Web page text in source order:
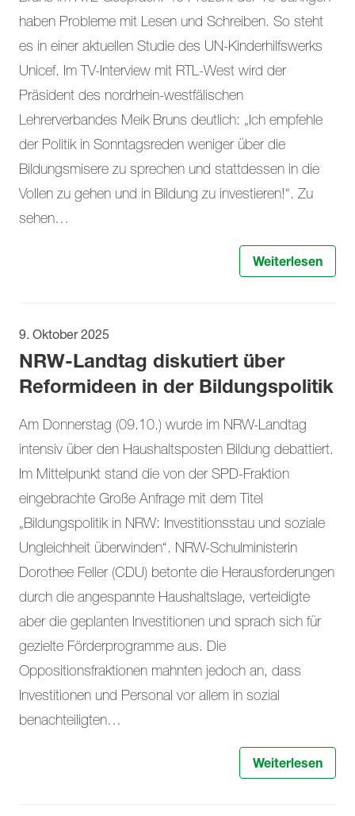
haben Probleme mit Lesen und Schreiben. So steht
es in einer aktuellen Studie des UN-Kinderhilfswerks
Unicef. Im TV-Interview mit RTL-West wird der
Präsident des nordrhein-westfälischen
Lehrerverbandes Meik Bruns deutlich: „Ich empfehle
der Politik in Sonntagsreden weniger über die
Bildungsmisere zu sprechen und stattdessen in die
Vollen zu gehen und in Bildung zu investieren!“. Zu
sehen…
Weiterlesen
9. Oktober 2025
NRW-Landtag diskutiert über
Reformideen in der Bildungspolitik
Am Donnerstag (09.10.) wurde im NRW-Landtag
intensiv über den Haushaltsposten Bildung debattiert.
Im Mittelpunkt stand die von der SPD-Fraktion
eingebrachte Große Anfrage mit dem Titel
„Bildungspolitik in NRW: Investitionsstau und soziale
Ungleichheit überwinden“. NRW-Schulministerin
Dorothee Feller (CDU) betonte die Herausforderungen
durch die angespannte Haushaltslage, verteidigte
aber die geplanten Investitionen und sprach sich für
gezielte Förderprogramme aus. Die
Oppositionsfraktionen mahnten jedoch an, dass
Investitionen und Personal vor allem in sozial
benachteiligten…
Weiterlesen